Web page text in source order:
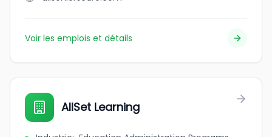
Voir les emplois et détails
AllSet Learning